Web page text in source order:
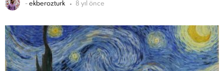
-ekberozturk 8 yıl önce